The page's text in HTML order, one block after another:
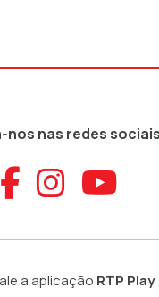
nos nas redes sociais
Aceder
a aplicação RTP Play